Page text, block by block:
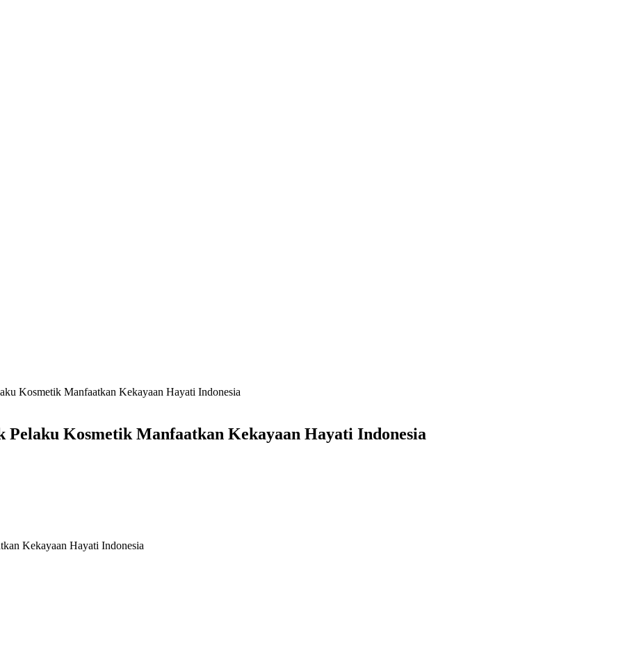
Kosmetik Manfaatkan Kekayaan Hayati Indonesia
Kosmetik Manfaatkan Kekayaan Hayati Indonesia
Kekayaan Hayati Indonesia